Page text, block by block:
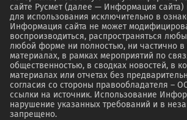
сайте Русмет (далее — Информация
для использования исключительно в
Информация сайта не может
воспроизводиться, распространяться
любой форме ни полностью, ни частично
материалах, в рамках мероприятий по
общественностью, в сводках новостей, в
материалах или отчетах без
согласия со стороны правообладателя –
ссылки на источник. Использование
нарушение указанных требований и в
запрещено.